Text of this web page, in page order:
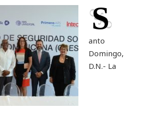
S
anto
Domingo,
D.N.- La